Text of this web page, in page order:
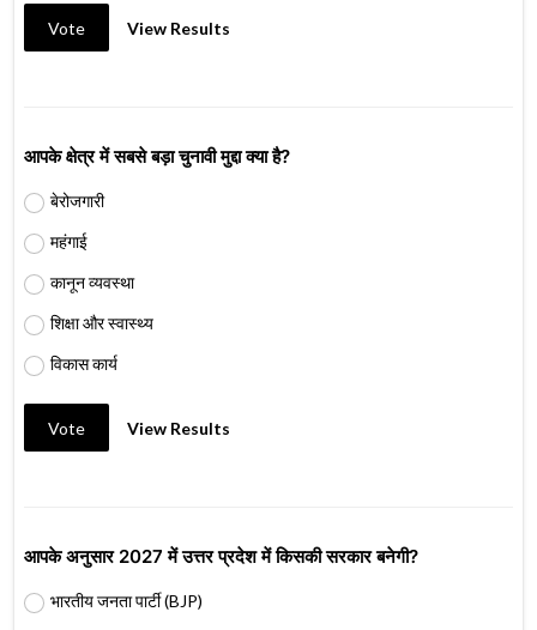
Vote View Results
आपके क्षेत्र में सबसे बड़ा चुनावी मुद्दा क्या है?
बेरोजगारी
महंगाई
कानून व्यवस्था
शिक्षा और स्वास्थ्य
विकास कार्य
Vote View Results
आपके अनुसार 2027 में उत्तर प्रदेश में किसकी सरकार बनेगी?
भारतीय जनता पार्टी (BJP)